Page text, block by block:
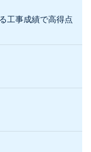
工事成績で高得点